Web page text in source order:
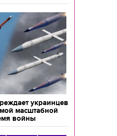
украинцев
масштабной
войны